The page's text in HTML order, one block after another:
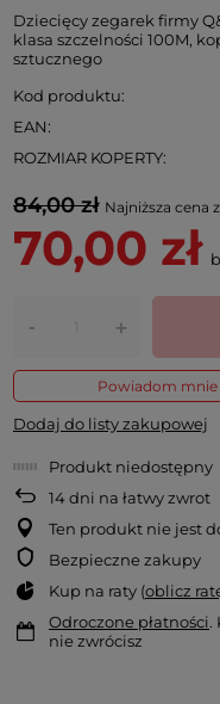
Dziecięcy zegarek firmy
klasa szczelności 100M,
sztucznego
Kod produktu
EAN
ROZMIAR KOPERTY
84,00 zł Najniższa cena
70,00 zł
- +
Powiadom
Dodaj do listy zakupowej
Produkt niedostępny
14dni na łatwy zwrot
Ten produkt nie jest
Bezpieczne zakupy
Kup na raty (oblicz
Odroczone płatności.
nie zwrócisz